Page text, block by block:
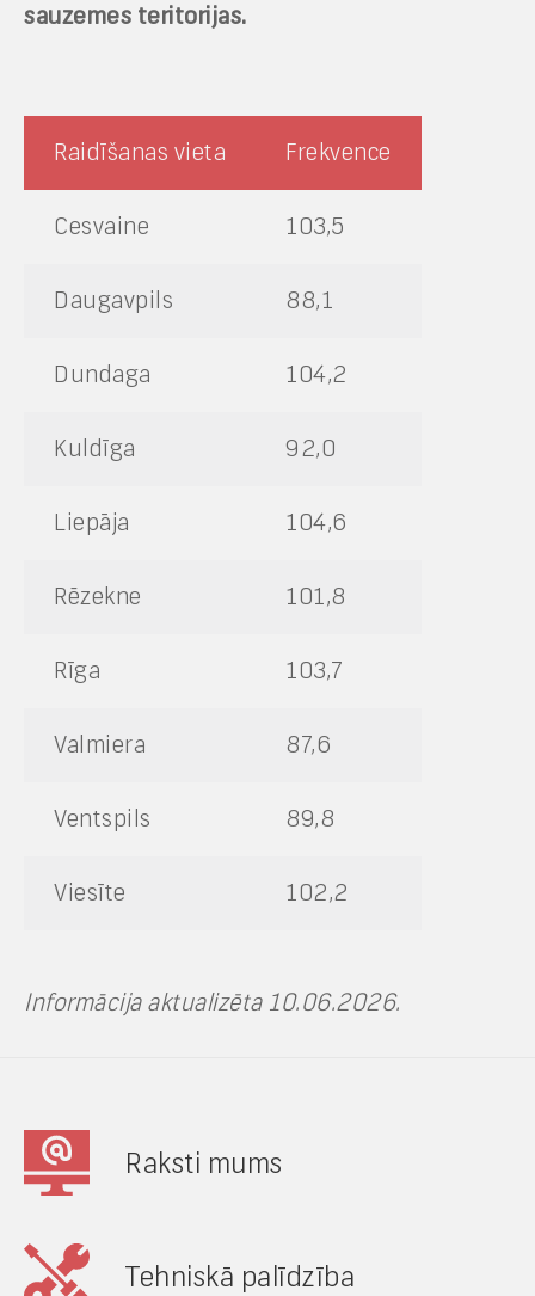
sauzemes teritorijas.
Raidīšanas vieta Frekvence
Cesvaine 103,5
Daugavpils 88,1
Dundaga 104,2
Kuldīga 92,0
Liepāja 104,6
Rēzekne 101,8
Rīga 103,7
Valmiera 87,6
Ventspils 89,8
Viesīte 102,2
Informācija aktualizēta 10.06.2026.
Raksti mums
Tehniskā palīdzība